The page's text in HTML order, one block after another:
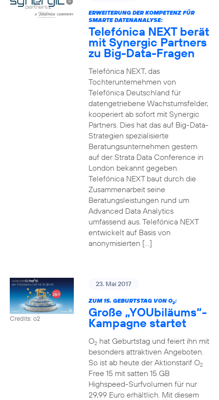
ERWEITERUNG DER KOMPETENZ FÜR
SMARTE DATENANALYSE:
Telefónica NEXT berät
mit Synergic Partners
zu Big-Data-Fragen
Telefónica NEXT, das
Tochterunternehmen von
Telefónica Deutschland für
datengetriebene Wachstumsfelder,
kooperiert ab sofort mit Synergic
Partners. Dies hat das auf Big-Data-
Strategien spezialisierte
Beratungsunternehmen gestern
auf der Strata Data Conference in
London bekannt gegeben.
Telefónica NEXT baut durch die
Zusammenarbeit seine
Beratungsleistungen rund um
Advanced Data Analytics
umfassend aus. Telefónica NEXT
entwickelt auf Basis von
anonymisierten […]
Credits: o2
23. Mai 2017
ZUM 15. GEBURTSTAG VON O2:
Große „YOUbiläums“-
Kampagne startet
O2hat Geburtstag und feiert ihn mit
besonders attraktiven Angeboten.
So ist ab heute der Aktionstarif O2
Free 15 mit satten 15 GB
Highspeed-Surfvolumen für nur
29,99 Euro erhältlich. Mit diesem